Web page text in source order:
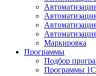
Маркировка
Программы
Подбор
Программы 1С